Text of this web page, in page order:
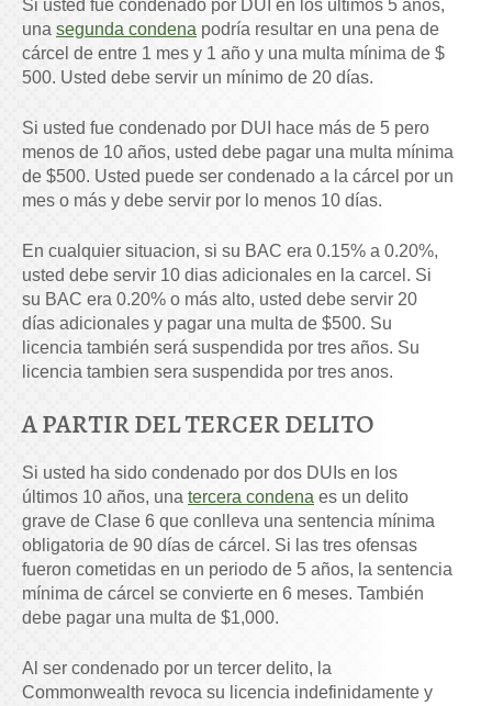
Si usted fue condenado por DUI en los últimos 5 años,
una segunda condena podría resultar en una pena de
cárcel de entre 1 mes y 1 año y una multa mínima de $
500. Usted debe servir un mínimo de 20 días.
Si usted fue condenado por DUI hace más de 5 pero
menos de 10 años, usted debe pagar una multa mínima
de $500. Usted puede ser condenado a la cárcel por un
mes o más y debe servir por lo menos 10 días.
En cualquier situacion, si su BAC era 0.15% a 0.20%,
usted debe servir 10 dias adicionales en la carcel. Si
su BAC era 0.20% o más alto, usted debe servir 20
días adicionales y pagar una multa de $500. Su
licencia también será suspendida por tres años. Su
licencia tambien sera suspendida por tres anos.
A PARTIR DEL TERCER DELITO
Si usted ha sido condenado por dos DUIs en los
últimos 10 años, una tercera condena es un delito
grave de Clase 6 que conlleva una sentencia mínima
obligatoria de 90 días de cárcel. Si las tres ofensas
fueron cometidas en un periodo de 5 años, la sentencia
mínima de cárcel se convierte en 6 meses. También
debe pagar una multa de $1,000.
Al ser condenado por un tercer delito, la
Commonwealth revoca su licencia indefinidamente y